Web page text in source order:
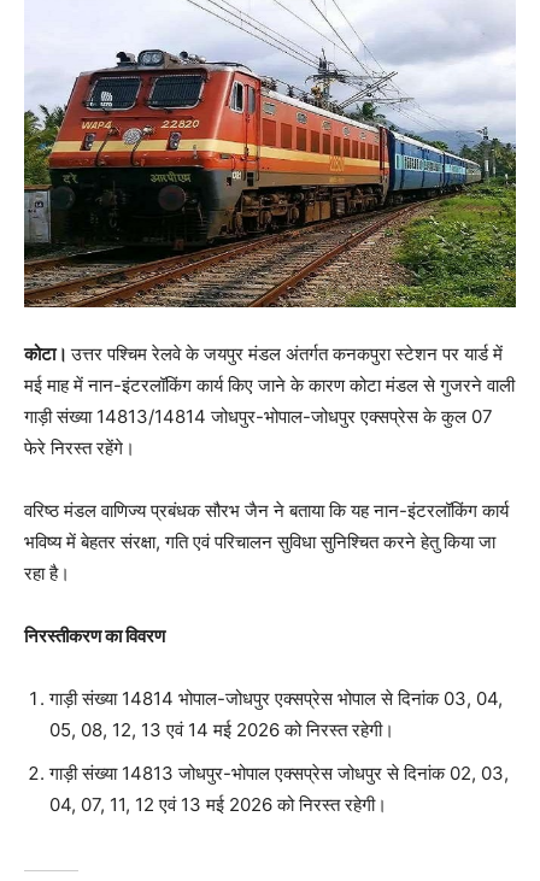
कोटा।उत्तर पश्चिम रेलवे के जयपुर मंडल अंतर्गत कनकपुरा स्टेशन पर यार्ड में
मई माह में नान-इंटरलॉकिंग कार्य किए जाने के कारण कोटा मंडल से गुजरने वाली
गाड़ी संख्या 14813/14814 जोधपुर-भोपाल-जोधपुर एक्सप्रेस के कुल 07
फेरे निरस्त रहेंगे।
वरिष्ठ मंडल वाणिज्य प्रबंधक सौरभ जैन ने बताया कि यह नान-इंटरलॉकिंग कार्य
भविष्य में बेहतर संरक्षा, गति एवं परिचालन सुविधा सुनिश्चित करने हेतु किया जा
रहा है।
निरस्तीकरण का विवरण
गाड़ी संख्या 14814 भोपाल-जोधपुर एक्सप्रेस भोपाल से दिनांक 03, 04,
05, 08, 12, 13 एवं 14 मई 2026 को निरस्त रहेगी।
गाड़ी संख्या 14813 जोधपुर-भोपाल एक्सप्रेस जोधपुर से दिनांक 02, 03,
04, 07, 11, 12 एवं 13 मई 2026 को निरस्त रहेगी।